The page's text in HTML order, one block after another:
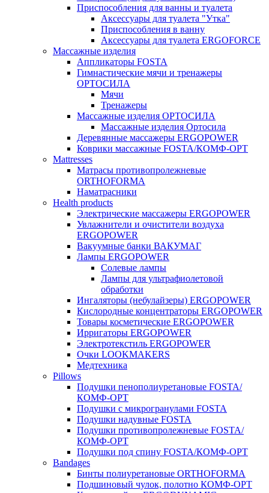
Приспособления для ванны и туалета
Аксессуары для туалета "Утка"
Приспособления в ванну
Аксессуары для туалета ERGOFORCE
Массажные изделия
Аппликаторы FOSTA
Гимнастические мячи и тренажеры
ОРТОСИЛА
Мячи
Тренажеры
Массажные изделия ОРТОСИЛА
Массажные изделия Ортосила
Деревянные массажеры ERGOPOWER
Коврики массажные FOSTA/КОМФ-ОРТ
Мattresses
Матрасы противопролежневые
ORTHOFORMA
Наматрасники
Health products
Электрические массажеры ERGOPOWER
Увлажнители и очистители воздуха
ERGOPOWER
Вакуумные банки ВАКУМАГ
Лампы ERGOPOWER
Солевые лампы
Лампы для ультрафиолетовой
обработки
Ингаляторы (небулайзеры) ERGOPOWER
Кислородные концентраторы ERGOPOWER
Товары косметические ERGOPOWER
Ирригаторы ERGOPOWER
Электротекстиль ERGOPOWER
Очки LOOKMAKERS
Медтехника
Pillows
Подушки пенополиуретановые FOSTA/
КОМФ-ОРТ
Подушки с микрогранулами FOSTA
Подушки надувные FOSTA
Подушки противопролежневые FOSTA/
КОМФ-ОРТ
Подушки под спину FOSTA/КОМФ-ОРТ
Bandages
Бинты полиуретановые ORTHOFORMA
Подшиновый чулок, полотно КОМФ-ОРТ